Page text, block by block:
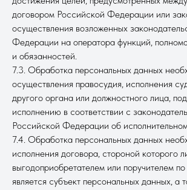
договором Российской Федерации или
осуществления возложенных
Федерации на оператора функций,
и обязанностей.
7.3. Обработка персональных данных
осуществления правосудия, исполнения
другого органа или должностного лица,
исполнению в соответствии с
Российской Федерации об
7.4. Обработка персональных данных
исполнения договора, стороной которого
выгодоприобретателем или поручителем
является субъект персональных данных, а